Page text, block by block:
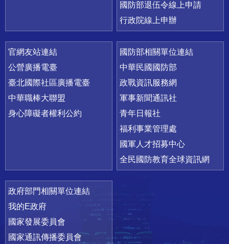
國防部退伍令線上申請
行政院線上申辦
官網友站連結
公營廣播電臺
臺北國際社區廣播電臺
中華職棒大聯盟
身心障礙者權利公約
國防部相關單位連結
中華民國國防部
政戰資訊服務網
軍事新聞通訊社
青年日報社
福利事業管理處
國軍人才招募中心
全民國防教育全球資訊網
政府部門相關單位連結
我的E政府
國家發展委員會
國家通訊傳播委員會